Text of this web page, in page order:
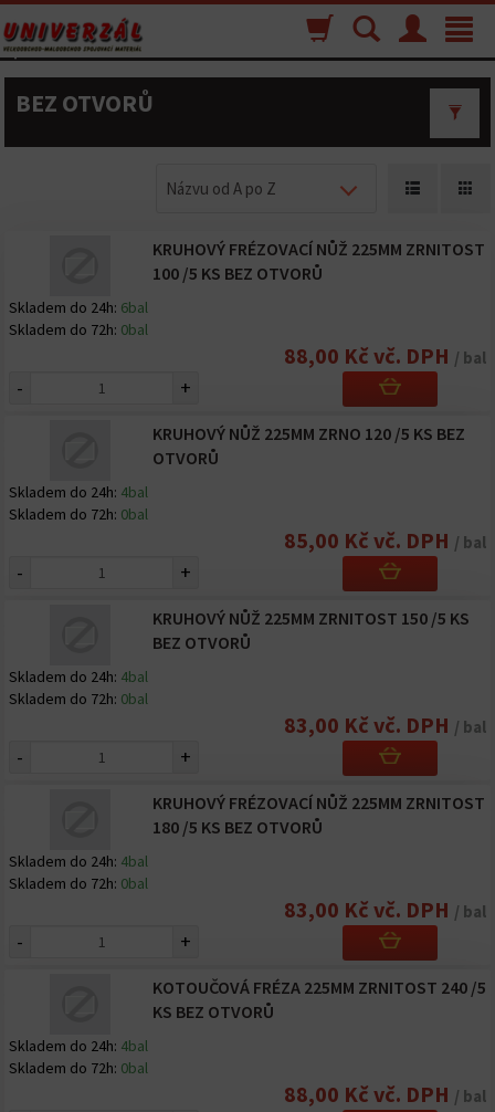
Toggle
Menu
Vyhľadávanie
Nákupný
košík
BEZ OTVORŮ
Názvu od A po Z
KRUHOVÝ FRÉZOVACÍ NŮŽ 225MM ZRNITOST
100 /5 KS BEZ OTVORŮ
Skladem do 24h: 6bal
Skladem do 72h: 0bal
88,00 Kč vč. DPH / bal
- +
KRUHOVÝ NŮŽ 225MM ZRNO 120 /5 KS BEZ
OTVORŮ
Skladem do 24h: 4bal
Skladem do 72h: 0bal
85,00 Kč vč. DPH / bal
- +
KRUHOVÝ NŮŽ 225MM ZRNITOST 150 /5 KS
BEZ OTVORŮ
Skladem do 24h: 4bal
Skladem do 72h: 0bal
83,00 Kč vč. DPH / bal
- +
KRUHOVÝ FRÉZOVACÍ NŮŽ 225MM ZRNITOST
180 /5 KS BEZ OTVORŮ
Skladem do 24h: 4bal
Skladem do 72h: 0bal
83,00 Kč vč. DPH / bal
- +
KOTOUČOVÁ FRÉZA 225MM ZRNITOST 240 /5
KS BEZ OTVORŮ
Skladem do 24h: 4bal
Skladem do 72h: 0bal
88,00 Kč vč. DPH / bal